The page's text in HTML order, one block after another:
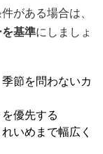
がある場合は、
基準にしましょ
節を問わないカ
優先する
いめまで幅広く